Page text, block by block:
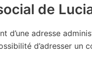
de
d’une adresse
d’adresser un